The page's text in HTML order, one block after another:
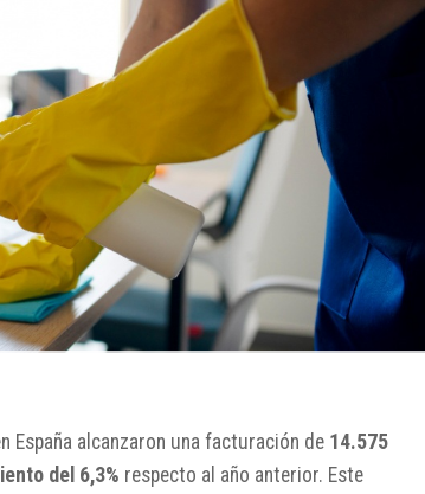
España alcanzaron una facturación de 14.575
del 6,3% respecto al año anterior. Este